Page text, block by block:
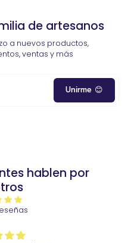
de artesanos
a nuevos productos,
ventas y más
Unirme 😊
hablen por